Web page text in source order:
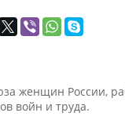
женщин России,
войн и труда.